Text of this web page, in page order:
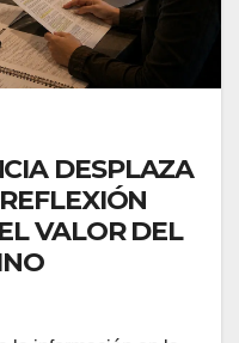
DESPLAZA
VALOR DEL